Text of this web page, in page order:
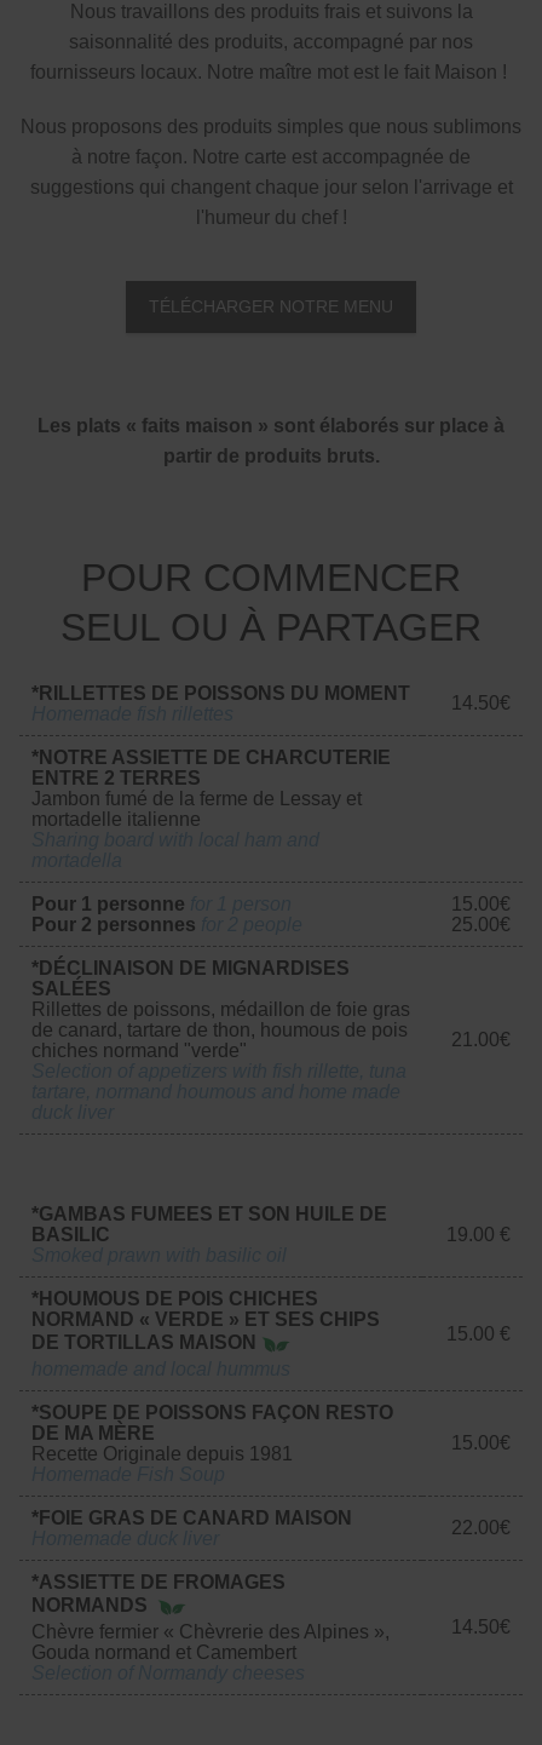
Nous travaillons des produits frais et suivons la
saisonnalité des produits, accompagné par nos
fournisseurs locaux. Notre maître mot est le fait Maison !
Nous proposons des produits simples que nous sublimons
à notre façon. Notre carte est accompagnée de
suggestions qui changent chaque jour selon l'arrivage et
l'humeur du chef !
TÉLÉCHARGER NOTRE MENU
Les plats « faits maison » sont élaborés sur place à
partir de produits bruts.
POUR COMMENCER
SEUL OU À PARTAGER
*RILLETTES DE POISSONS DU MOMENT
14.50€
*NOTRE ASSIETTE DE CHARCUTERIE
ENTRE 2 TERRES
Jambon fumé de la ferme de Lessay et
mortadelle italienne
Pour 1 personne
Pour 2 personnes
15.00€
25.00€
*DÉCLINAISON DE MIGNARDISES
SALÉES
Rillettes de poissons, médaillon de foie gras
de canard, tartare de thon, houmous de pois
chiches normand "verde"
21.00€
*GAMBAS FUMEES ET SON HUILE DE
BASILIC
19.00 €
*HOUMOUS DE POIS CHICHES
NORMAND « VERDE » ET SES CHIPS
DE TORTILLAS MAISON
15.00 €
*SOUPE DE POISSONS FAÇON RESTO
DE MA MÈRE
Recette Originale depuis 1981
15.00€
*FOIE GRAS DE CANARD MAISON
22.00€
*ASSIETTE DE FROMAGES
NORMANDS
Chèvre fermier « Chèvrerie des Alpines »,
Gouda normand et Camembert
14.50€